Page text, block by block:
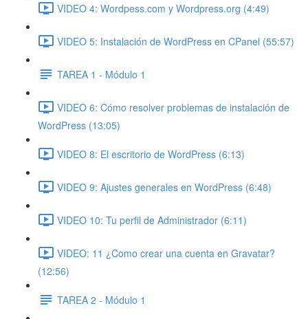
VIDEO 4: Wordpess.com y Wordpress.org (4:49)
VIDEO 5: Instalación de WordPress en CPanel (55:57)
TAREA 1 - Módulo 1
VIDEO 6: Cómo resolver problemas de instalación de
WordPress (13:05)
VIDEO 8: El escritorio de WordPress (6:13)
VIDEO 9: Ajustes generales en WordPress (6:48)
VIDEO 10: Tu perfil de Administrador (6:11)
VIDEO: 11 ¿Como crear una cuenta en Gravatar?
(12:56)
TAREA 2 - Módulo 1